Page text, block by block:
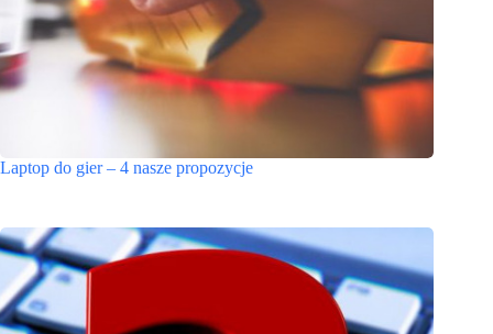
Laptop do gier – 4 nasze propozycje